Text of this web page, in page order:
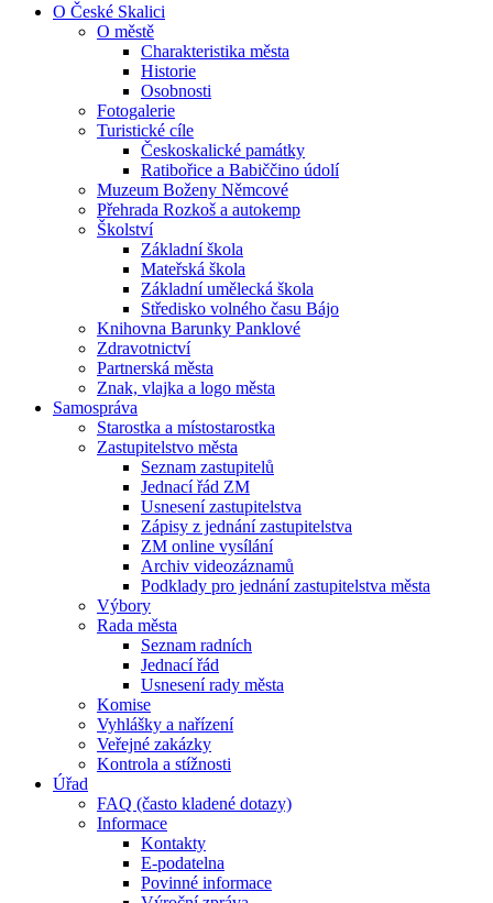
O České Skalici
O městě
Charakteristika města
Historie
Osobnosti
Fotogalerie
Turistické cíle
Českoskalické památky
Ratibořice a Babiččino údolí
Muzeum Boženy Němcové
Přehrada Rozkoš a autokemp
Školství
Základní škola
Mateřská škola
Základní umělecká škola
Středisko volného času Bájo
Knihovna Barunky Panklové
Zdravotnictví
Partnerská města
Znak, vlajka a logo města
Samospráva
Starostka a místostarostka
Zastupitelstvo města
Seznam zastupitelů
Jednací řád ZM
Usnesení zastupitelstva
Zápisy z jednání zastupitelstva
ZM online vysílání
Archiv videozáznamů
Podklady pro jednání zastupitelstva města
Výbory
Rada města
Seznam radních
Jednací řád
Usnesení rady města
Komise
Vyhlášky a nařízení
Veřejné zakázky
Kontrola a stížnosti
Úřad
FAQ (často kladené dotazy)
Informace
Kontakty
E-podatelna
Povinné informace